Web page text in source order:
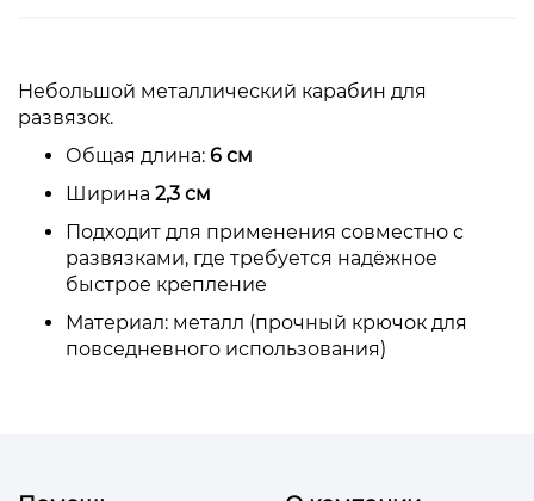
Небольшой металлический карабин для
развязок.
Общая длина: 6 см
Ширина 2,3 см
Подходит для применения совместно с
развязками, где требуется надёжное
быстрое крепление
Материал: металл (прочный крючок для
повседневного использования)